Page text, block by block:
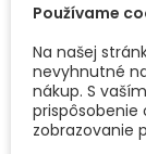
Čierna
Používame
Na našej
nevyhnutné
nákup. S
zobrazovanie